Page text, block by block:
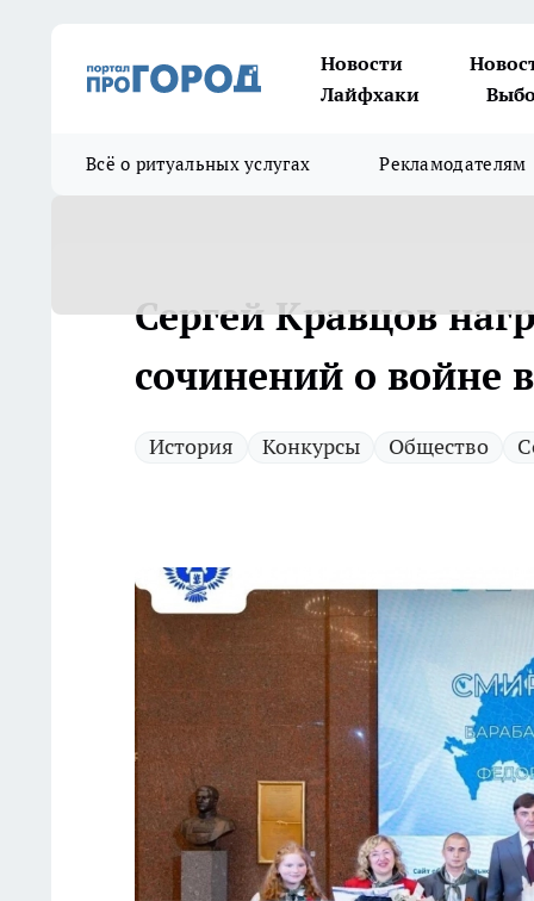
Новости
Лайфхаки
Всё о ритуальных услугах Рекламодателям
Сергей Кравцов
сочинений о войне
История Конкурсы Общество